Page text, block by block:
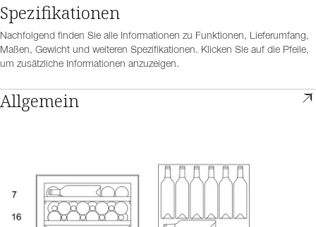
Spezifikationen
Nachfolgend finden Sie alle Informationen zu Funktionen, Lieferumfang,
Maßen, Gewicht und weiteren Spezifikationen. Klicken Sie auf die Pfeile,
um zusätzliche Informationen anzuzeigen.
Allgemein